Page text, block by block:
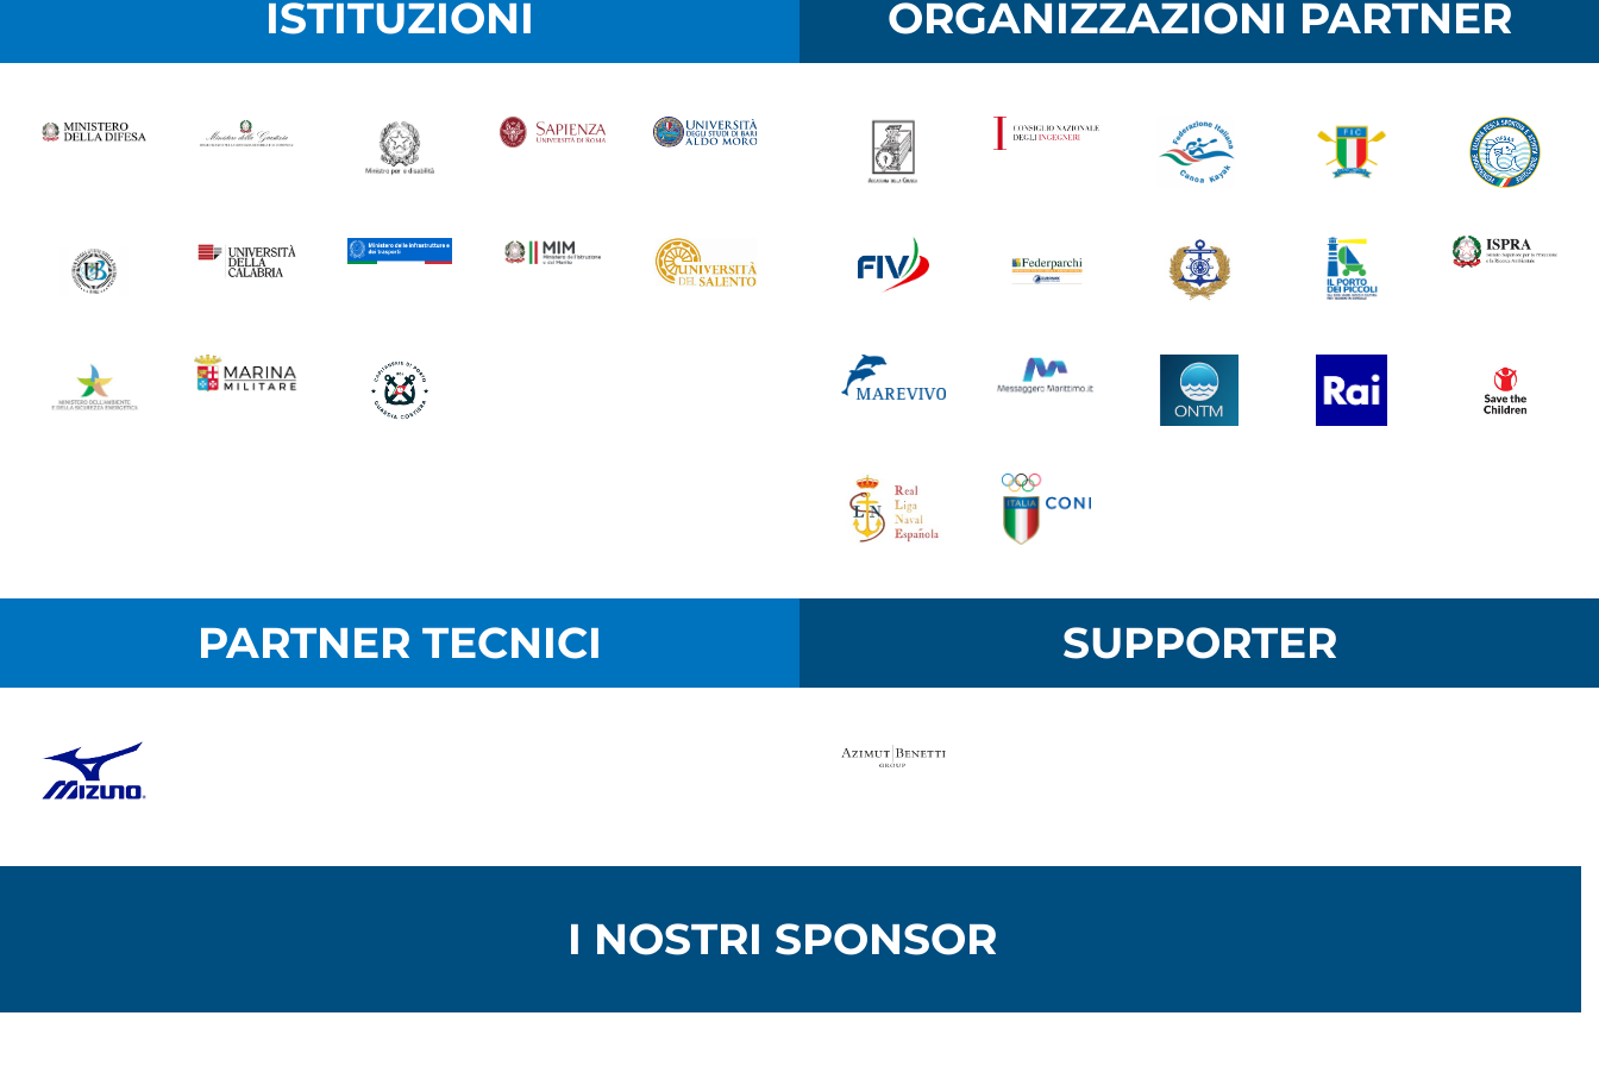
ISTITUZIONI ORGANIZZAZIONI PARTNER
PARTNER TECNICI SUPPORTER
I NOSTRI SPONSOR